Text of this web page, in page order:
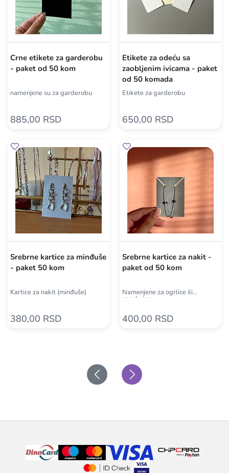
Crne etikete za garderobu
- paket od 50 kom
namenjene su za garderobu
885,00 RSD
Etikete za odeću sa
zaobljenim ivicama - paket
od 50 komada
Etikete za garderobu
650,00 RSD
Srebrne kartice za minđuše
- paket 50 kom
Kartice za nakit (minđuše)
380,00 RSD
Srebrne kartice za nakit -
paket od 50 kom
Namenjene za ogrlice ili
narukvice
400,00 RSD